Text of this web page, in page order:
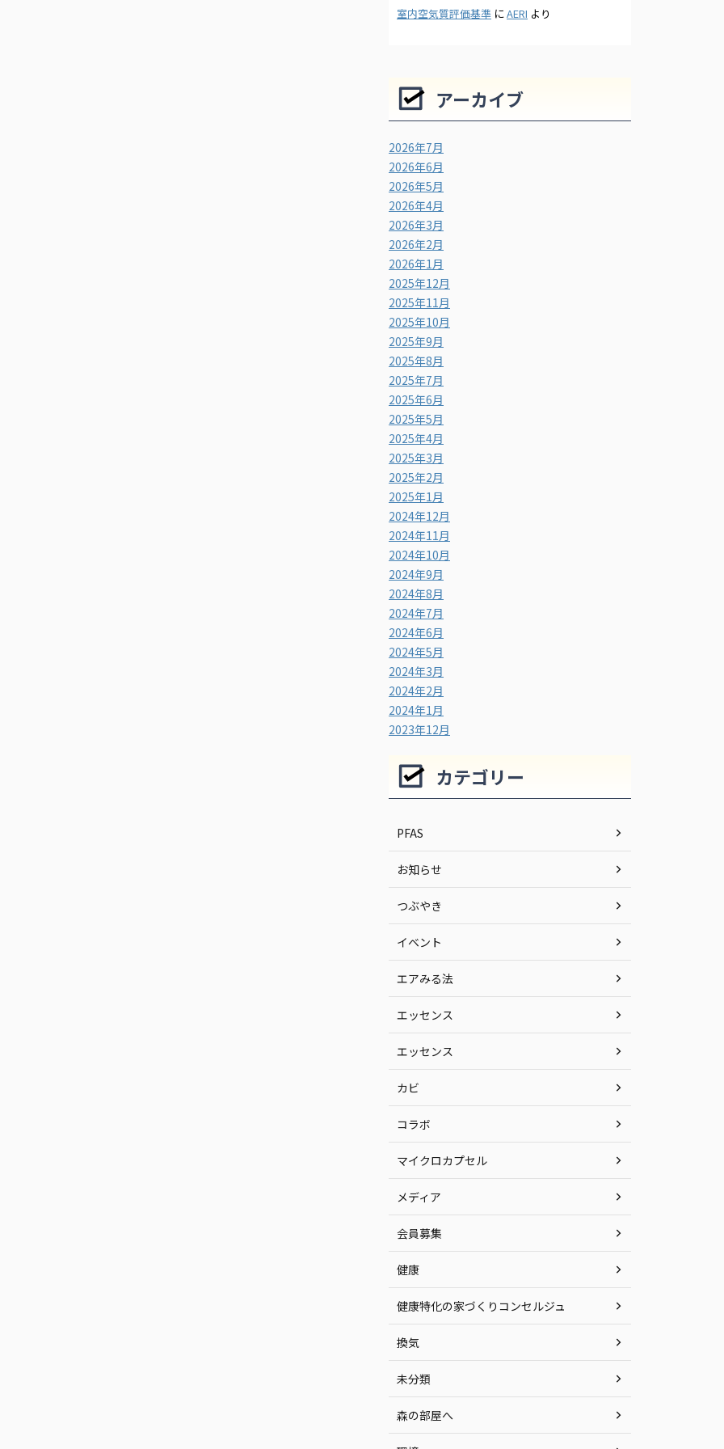
室内空気質評価基準 にAERI より
アーカイブ
2026年7月
2026年6月
2026年5月
2026年4月
2026年3月
2026年2月
2026年1月
2025年12月
2025年11月
2025年10月
2025年9月
2025年8月
2025年7月
2025年6月
2025年5月
2025年4月
2025年3月
2025年2月
2025年1月
2024年12月
2024年11月
2024年10月
2024年9月
2024年8月
2024年7月
2024年6月
2024年5月
2024年3月
2024年2月
2024年1月
2023年12月
カテゴリー
PFAS
お知らせ
つぶやき
イベント
エアみる法
エッセンス
エッセンス
カビ
コラボ
マイクロカプセル
メディア
会員募集
健康
健康特化の家づくりコンセルジュ
換気
未分類
森の部屋へ